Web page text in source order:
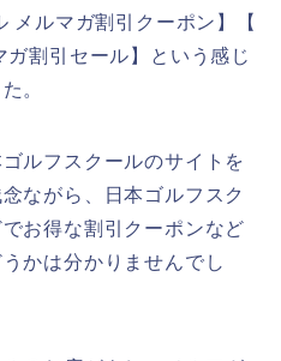
メルマガ割引クーポン】【
割引セール】という感じ
。
ルフスクールのサイトを
ながら、日本ゴルフスク
お得な割引クーポンなど
かは分かりませんでし